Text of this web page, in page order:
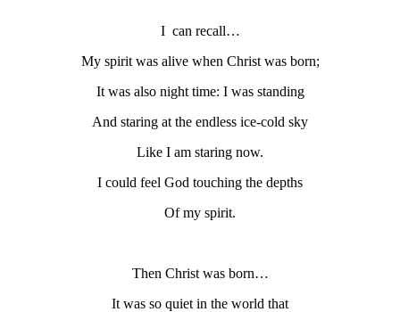
I can recall…
My spirit was alive when Christ was born;
It was also night time: I was standing
And staring at the endless ice-cold sky
Like I am staring now.
I could feel God touching the depths
Of my spirit.
Then Christ was born…
It was so quiet in the world that